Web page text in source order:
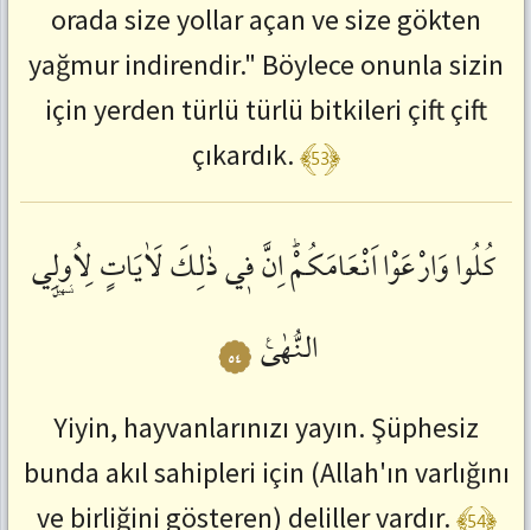
orada size yollar açan ve size gökten
yağmur indirendir." Böylece onunla sizin
için yerden türlü türlü bitkileri çift çift
çıkardık.﴾53﴿
كُلُواوَارْعَوْااَنْعَامَكُمْؕاِنَّفٖيذٰلِكَلَاٰيَاتٍ لِاُو۬لِي
النُّهٰىࣖ ٥٤
Yiyin, hayvanlarınızı yayın. Şüphesiz
bunda akıl sahipleri için (Allah'ın varlığını
ve birliğini gösteren) deliller vardır.